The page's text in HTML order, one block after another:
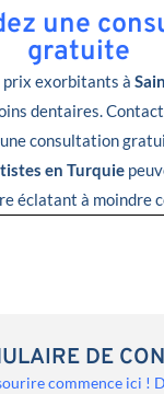
une
gratuite
prix exorbitants à
dentaires.
consultation
en Turquie
éclatant à moindre
DE
commence ici !